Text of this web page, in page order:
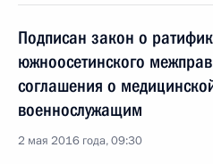
Подписан закон о
южноосетинского
соглашения о
военнослужащим
2 мая 2016 года, 09:30